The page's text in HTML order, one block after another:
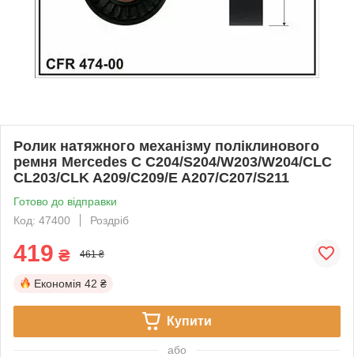
Ролик натяжного механізму поліклинового
ремня Mercedes C C204/S204/W203/W204/CLC
CL203/CLK A209/C209/E A207/C207/S211
Готово до відправки
Код: 47400
Роздріб
419 ₴ 461 ₴
Економія 42 ₴
Купити
або